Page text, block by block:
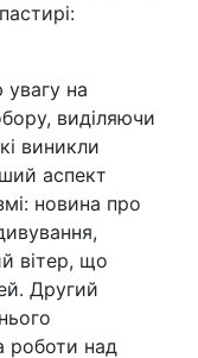
на
виділяючи
виникли
аспект
новина про
вітер, що
Другий
роботи над